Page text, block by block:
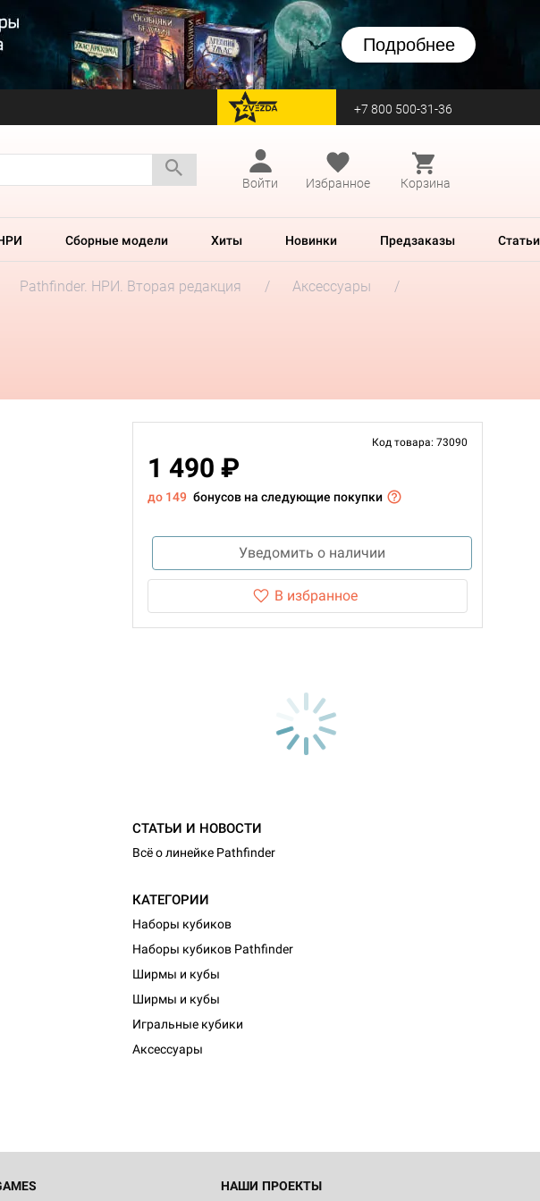
Подробнее
перейти на Zvezda +7 800 500-31-36
Войти
Избранное Корзина
Сборные модели Хиты Новинки Предзаказы Статьи
Pathfinder. НРИ. Вторая редакция
Аксессуары
Код товара: 73090
1 490 ₽
до 149 бонусов на следующие покупки
Уведомить о наличии
В избранное
СТАТЬИ И НОВОСТИ
Всё о линейке Pathfinder
КАТЕГОРИИ
Наборы кубиков
Наборы кубиков Pathfinder
Ширмы и кубы
Ширмы и кубы
Игральные кубики
Аксессуары
НАШИ ПРОЕКТЫ
игра Hobby World Журнал
Спецвыпуск: Братья
Боевая тревога